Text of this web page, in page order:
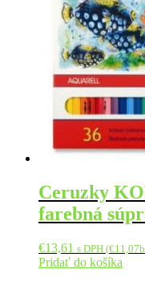
Ceruzky
farebná
€13,61 s DPH (€11,07
Pridať do košíka